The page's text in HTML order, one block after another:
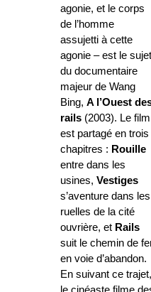
agonie, et le corps
de l’homme
assujetti à cette
agonie – est le sujet
du documentaire
majeur de Wang
Bing, A l’Ouest
rails (2003). Le film
est partagé en trois
chapitres : Rouille
entre dans les
usines, Vestiges
s’aventure dans les
ruelles de la cité
ouvrière, et Rails
suit le chemin de
en voie d’abandon.
En suivant ce trajet,